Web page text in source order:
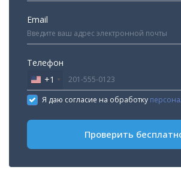
Email
Телефон
United
States
+1
+1
Я даю согласие на обработку
Проверить